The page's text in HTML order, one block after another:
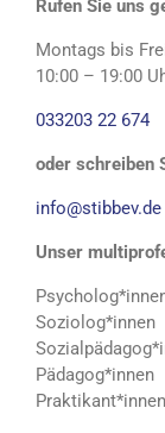
Rufen Sie uns
Montags bis
10:00 – 19:00
033203 22 674
oder schreiben
info@stibbev.de
Unser
Soziolog*innen
Pädagog*innen
Praktikant*innen